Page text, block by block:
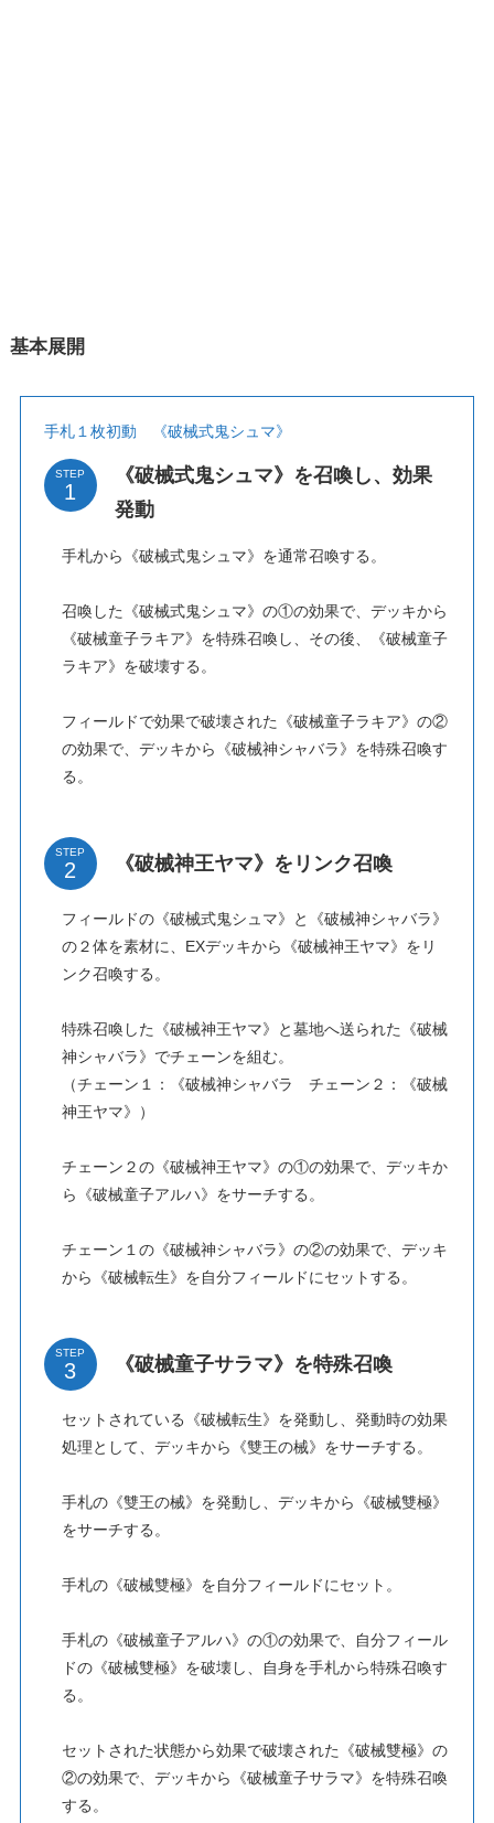
基本展開
手札１枚初動 《破械式鬼シュマ》
STEP
《破械式鬼シュマ》を召喚し、効果
発動
手札から《破械式鬼シュマ》を通常召喚する。
召喚した《破械式鬼シュマ》の①の効果で、デッキから
《破械童子ラキア》を特殊召喚し、その後、《破械童子
ラキア》を破壊する。
フィールドで効果で破壊された《破械童子ラキア》の②
の効果で、デッキから《破械神シャバラ》を特殊召喚す
る。
STEP
《破械神王ヤマ》をリンク召喚
フィールドの《破械式鬼シュマ》と《破械神シャバラ》
の２体を素材に、EXデッキから《破械神王ヤマ》をリ
ンク召喚する。
特殊召喚した《破械神王ヤマ》と墓地へ送られた《破械
神シャバラ》でチェーンを組む。
（チェーン１：《破械神シャバラ チェーン２：《破械
神王ヤマ》）
チェーン２の《破械神王ヤマ》の①の効果で、デッキか
ら《破械童子アルハ》をサーチする。
チェーン１の《破械神シャバラ》の②の効果で、デッキ
から《破械転生》を自分フィールドにセットする。
STEP
《破械童子サラマ》を特殊召喚
セットされている《破械転生》を発動し、発動時の効果
処理として、デッキから《雙王の械》をサーチする。
手札の《雙王の械》を発動し、デッキから《破械雙極》
をサーチする。
手札の《破械雙極》を自分フィールドにセット。
手札の《破械童子アルハ》の①の効果で、自分フィール
ドの《破械雙極》を破壊し、自身を手札から特殊召喚す
る。
セットされた状態から効果で破壊された《破械雙極》の
②の効果で、デッキから《破械童子サラマ》を特殊召喚
する。